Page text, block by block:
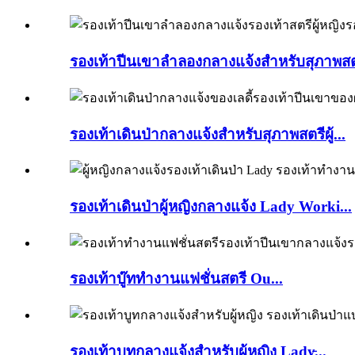
รองเท้าปีนเขาลำลองกลางแจ้งสำหรับสุภาพส
รองเท้าเดินป่ากลางแจ้งสำหรับสุภาพสตรีผู้...
รองเท้าเดินป่าผู้หญิงกลางแจ้ง Lady Worki...
รองเท้าบู๊ททำงานแฟชั่นสตรี Ou...
รองเท้าบูทกลางแจ้งสำหรับผู้หญิง Lady̵...